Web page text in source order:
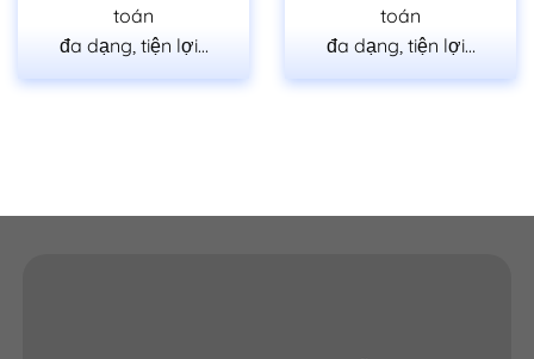
toán
đa dạng, tiện lợi…
toán
đa dạng, tiện lợi…